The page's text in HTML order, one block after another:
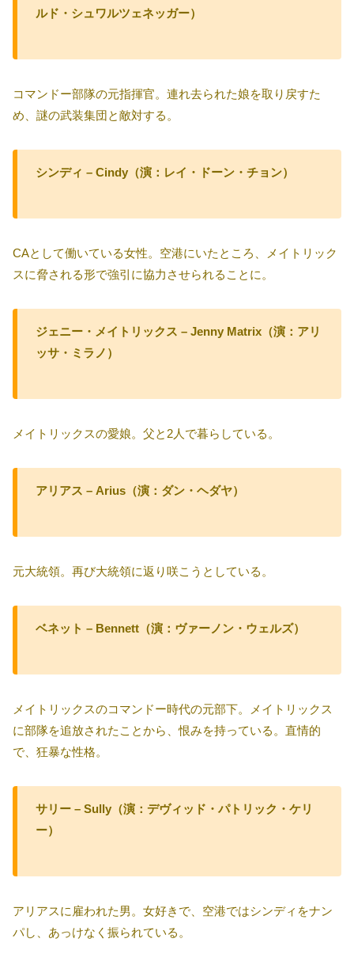
ルド・シュワルツェネッガー）
コマンドー部隊の元指揮官。連れ去られた娘を取り戻すた
め、謎の武装集団と敵対する。
シンディ – Cindy（演：レイ・ドーン・チョン）
CAとして働いている女性。空港にいたところ、メイトリック
スに脅される形で強引に協力させられることに。
ジェニー・メイトリックス – Jenny Matrix（演：アリ
ッサ・ミラノ）
メイトリックスの愛娘。父と2人で暮らしている。
アリアス – Arius（演：ダン・ヘダヤ）
元大統領。再び大統領に返り咲こうとしている。
ベネット – Bennett（演：ヴァーノン・ウェルズ）
メイトリックスのコマンドー時代の元部下。メイトリックス
に部隊を追放されたことから、恨みを持っている。直情的
で、狂暴な性格。
サリー – Sully（演：デヴィッド・パトリック・ケリ
ー）
アリアスに雇われた男。女好きで、空港ではシンディをナン
パし、あっけなく振られている。